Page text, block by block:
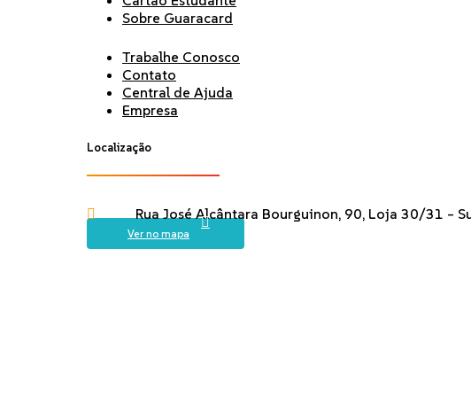
Sobre Guaracard
Trabalhe Conosco
Contato
Central de Ajuda
Empresa
Localização
Rua José Alcântara Bourguinon, 90, Loja 30/31 –
Ver no mapa